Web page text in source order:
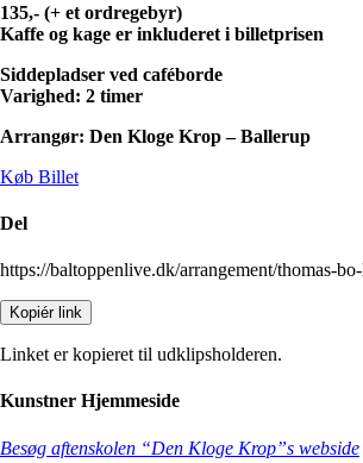
135,- (+ et ordregebyr)
Kaffe og kage er inkluderet i billetprisen
Siddepladser ved caféborde
Varighed: 2 timer
Arrangør: Den Kloge Krop – Ballerup
Køb Billet
Del
https://baltoppenlive.dk/arrangement/thomas-
Kopiér link
Linket er kopieret til udklipsholderen.
Kunstner Hjemmeside
Besøg aftenskolen “Den Kloge Krop”s webside